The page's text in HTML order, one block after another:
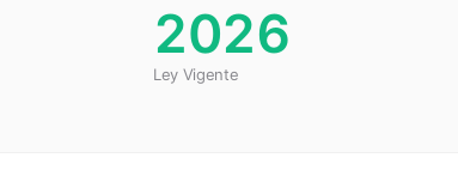
2026
Ley Vigente